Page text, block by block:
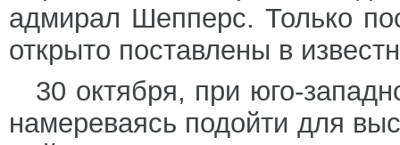
адмирал Шепперс. Только
открыто поставлены в
30 октября, при юго-
намереваясь подойти для